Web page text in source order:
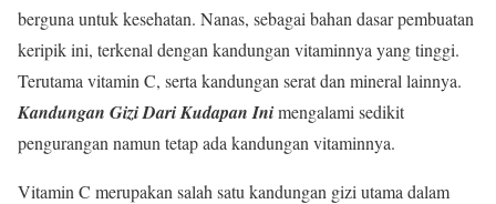
berguna untuk kesehatan. Nanas, sebagai bahan dasar pembuatan
keripik ini, terkenal dengan kandungan vitaminnya yang tinggi.
Terutama vitamin C, serta kandungan serat dan mineral lainnya.
Kandungan Gizi Dari Kudapan Inimengalami sedikit
pengurangan namun tetap ada kandungan vitaminnya.
Vitamin C merupakan salah satu kandungan gizi utama dalam